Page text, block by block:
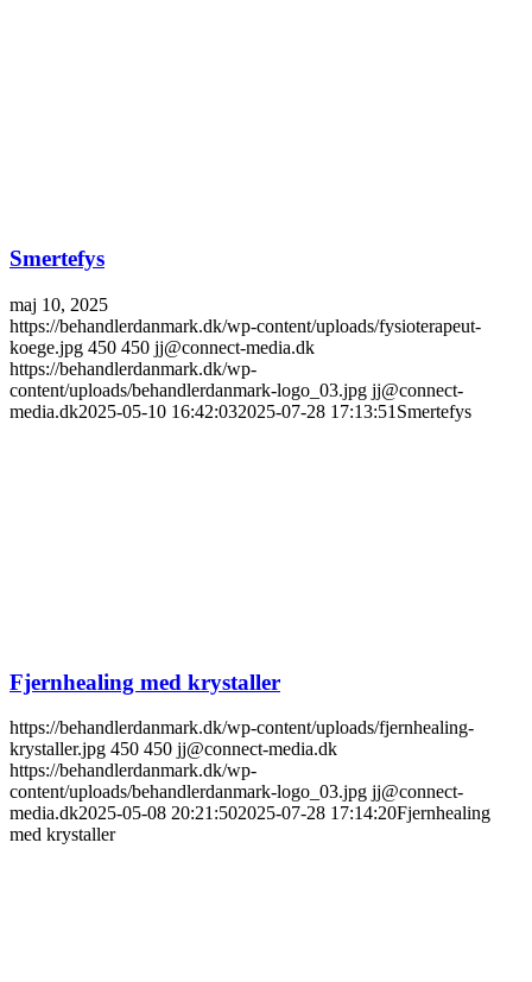
Smertefys
maj 10, 2025
https://behandlerdanmark.dk/wp-content/uploads/fysioterapeut-
koege.jpg 450 450 jj@connect-media.dk
https://behandlerdanmark.dk/wp-
content/uploads/behandlerdanmark-logo_03.jpg jj@connect-
media.dk2025-05-10 16:42:032025-07-28 17:13:51 Smertefys
Fjernhealing med krystaller
https://behandlerdanmark.dk/wp-content/uploads/fjernhealing-
krystaller.jpg 450 450 jj@connect-media.dk
https://behandlerdanmark.dk/wp-
content/uploads/behandlerdanmark-logo_03.jpg jj@connect-
media.dk2025-05-08 20:21:502025-07-28 17:14:20Fjernhealing
med krystaller